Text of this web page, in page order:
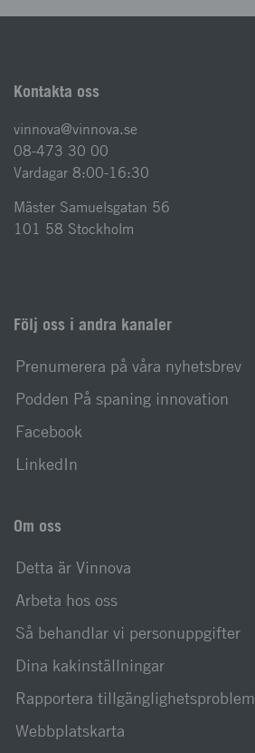
Kontakta oss
vinnova@vinnova.se
08-473 30 00
Vardagar 8:00-16:30
Mäster Samuelsgatan 56
101 58 Stockholm
Följ oss i andra kanaler
Prenumerera på våra nyhetsbrev
Podden På spaning innovation
Facebook
LinkedIn
Om oss
Detta är Vinnova
Arbeta hos oss
Så behandlar vi personuppgifter
Dina kakinställningar
Rapportera tillgänglighetsproblem
Webbplatskarta